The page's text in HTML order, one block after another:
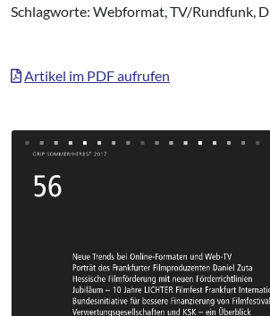
Schlagworte: Webformat, TV/Rundfunk,
Artikel im PDF aufrufen